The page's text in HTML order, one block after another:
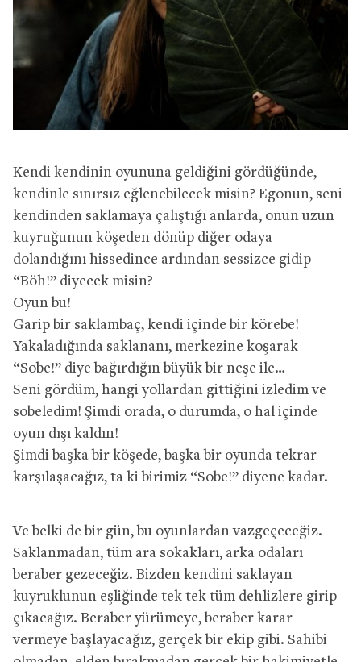
Kendi kendinin oyununa geldiğini gördüğünde,
kendinle sınırsız eğlenebilecek misin? Egonun, seni
kendinden saklamaya çalıştığı anlarda, onun uzun
kuyruğunun köşeden dönüp diğer odaya
dolandığını hissedince ardından sessizce gidip
“Böh!” diyecek misin?
Oyun bu!
Garip bir saklambaç, kendi içinde bir körebe!
Yakaladığında saklananı, merkezine koşarak
“Sobe!” diye bağırdığın büyük bir neşe ile…
Seni gördüm, hangi yollardan gittiğini izledim ve
sobeledim! Şimdi orada, o durumda, o hal içinde
oyun dışı kaldın!
Şimdi başka bir köşede, başka bir oyunda tekrar
karşılaşacağız, ta ki birimiz “Sobe!” diyene kadar.
Ve belki de bir gün, bu oyunlardan vazgeçeceğiz.
Saklanmadan, tüm ara sokakları, arka odaları
beraber gezeceğiz. Bizden kendini saklayan
kuyruklunun eşliğinde tek tek tüm dehlizlere girip
çıkacağız. Beraber yürümeye, beraber karar
vermeye başlayacağız, gerçek bir ekip gibi. Sahibi